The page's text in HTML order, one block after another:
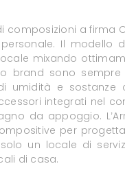
composizioni a firma
Il modello
mixando
brand sono sempre
umidità e sostanze
integrati nel
da appoggio.
per
un locale di
di casa.